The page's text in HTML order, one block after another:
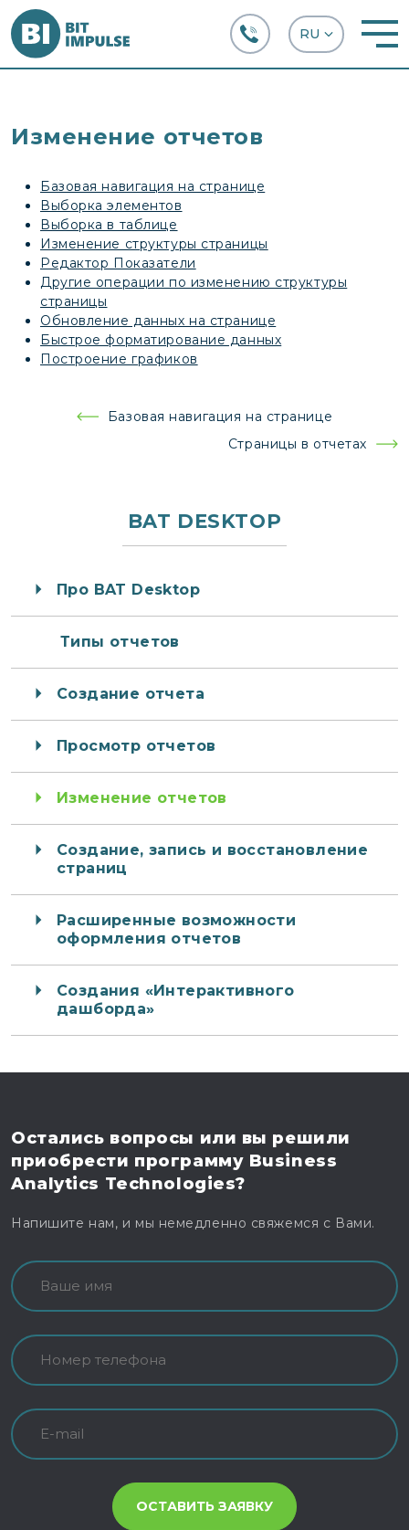
Изменение отчетов
Базовая навигация на странице
Выборка элементов
Выборка в таблице
Изменение структуры страницы
Редактор Показатели
Другие операции по изменению структуры
страницы
Обновление данных на странице
Быстрое форматирование данных
Построение графиков
НавигацияБазовая навигация на странице
Страницы в отчетах
BAT DESKTOP
Про BAT Desktop
Типы отчетов
Создание отчета
Просмотр отчетов
Изменение отчетов
Создание, запись и восстановление
страниц
Расширенные возможности
оформления отчетов
Создания «Интерактивного
дашборда»
Остались вопросы или вы решили
приобрести программу Business
Analytics Technologies?
Напишите нам, и мы немедленно свяжемся с Вами.